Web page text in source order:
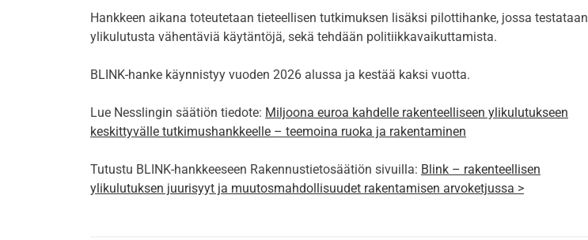
Hankkeen aikana toteutetaan tieteellisen tutkimuksen lisäksi pilottihanke, jossa testataan
ylikulutusta vähentäviä käytäntöjä, sekä tehdään politiikkavaikuttamista.
BLINK-hanke käynnistyy vuoden 2026 alussa ja kestää kaksi vuotta.
Lue Nesslingin säätiön tiedote: Miljoona euroa kahdelle rakenteelliseen ylikulutukseen
keskittyvälle tutkimushankkeelle – teemoina ruoka ja rakentaminen
Tutustu BLINK-hankkeeseen Rakennustietosäätiön sivuilla: Blink – rakenteellisen
ylikulutuksen juurisyyt ja muutosmahdollisuudet rakentamisen arvoketjussa >